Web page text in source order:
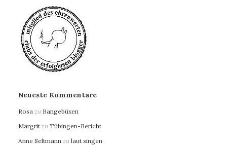
Neueste Kommentare
Rosa zu Bangebüxen
Margrit zu Tübingen-Bericht
Anne Seltmann zu laut singen